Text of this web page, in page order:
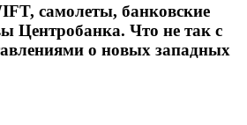
самолеты, банковские
Центробанка. Что не так с
о новых западных